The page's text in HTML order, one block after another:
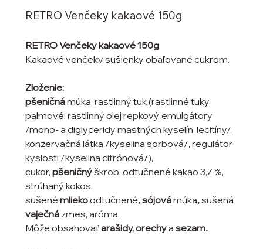
RETRO Venčeky kakaové 150g
RETRO Venčeky kakaové 150g
Kakaové venčeky sušienky obaľované cukrom.
Zloženie:
pšeničnámúka, rastlinný tuk (rastlinné tuky
palmové, rastlinný olej repkový, emulgátory
/mono- a diglyceridy mastných kyselín, lecitíny/,
konzervačná látka /kyselina sorbová/, regulátor
kyslosti /kyselina citrónová/),
cukor, pšeničnýškrob, odtučnené kakao 3,7 %,
strúhaný kokos,
sušené mliekoodtučnené,sójovámúka,sušená
vaječná zmes, aróma.
Môže obsahovať arašidy, orechya sezam.